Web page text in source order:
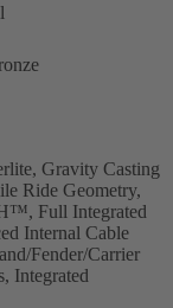
Gravity Casting
Ride Geometry,
Full Integrated
Internal Cable
Fender/Carrier
Integrated